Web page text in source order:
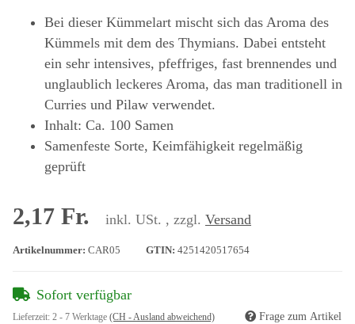
Bei dieser Kümmelart mischt sich das Aroma des
Kümmels mit dem des Thymians. Dabei entsteht
ein sehr intensives, pfeffriges, fast brennendes und
unglaublich leckeres Aroma, das man traditionell in
Curries und Pilaw verwendet.
Inhalt: Ca. 100 Samen
Samenfeste Sorte, Keimfähigkeit regelmäßig
geprüft
2,17 Fr. inkl. USt. , zzgl. Versand
Artikelnummer: CAR05 GTIN: 4251420517654
Sofort verfügbar
Lieferzeit: 2 - 7 Werktage (CH - Ausland abweichend) Frage zum Artikel